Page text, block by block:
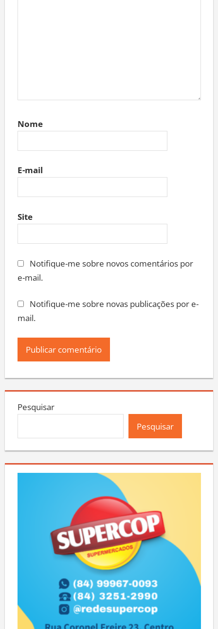
Nome
E-mail
Site
Notifique-me sobre novos comentários por
e-mail.
Notifique-me sobre novas publicações por e-
mail.
Pesquisar
Pesquisar